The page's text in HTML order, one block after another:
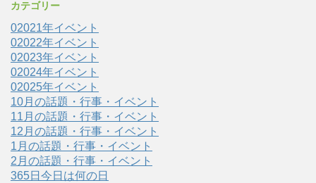
カテゴリー
02021年イベント
02022年イベント
02023年イベント
02024年イベント
02025年イベント
10月の話題・行事・イベント
11月の話題・行事・イベント
12月の話題・行事・イベント
1月の話題・行事・イベント
2月の話題・行事・イベント
365日今日は何の日